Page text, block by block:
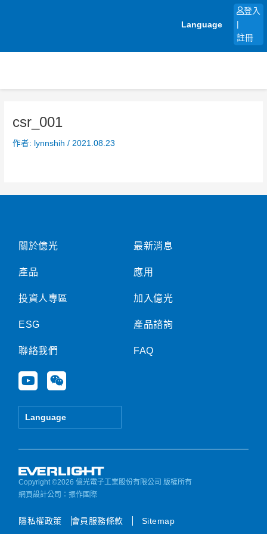
Language
登入
註冊
csr_001
作者: lynnshih/ 2021.08.23
關於億光
產品
投資人專區
ESG
聯絡我們
Y
o
u
e
W
e
i
Language
最新消息
應用
加入億光
產品諮詢
FAQ
Copyright ©2026 億光電子工業股份有限公司 版權所有
網頁設計公司 ：振作國際
隱私權政策 會員服務條款 Sitemap